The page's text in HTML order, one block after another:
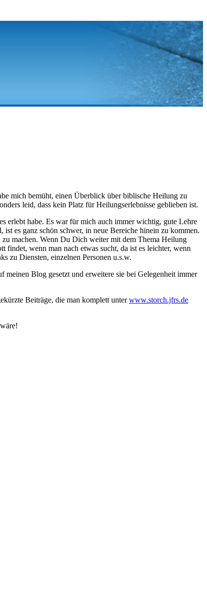
mich bemüht, einen Überblick über biblische Heilung zu
leid, dass kein Platz für Heilungserlebnisse geblieben ist.
erlebt habe. Es war für mich auch immer wichtig, gute Lehre
es ganz schön schwer, in neue Bereiche hinein zu kommen.
zu machen. Wenn Du Dich weiter mit dem Thema Heilung
findet, wenn man nach etwas sucht, da ist es leichter, wenn
zu Diensten, einzelnen Personen u.s.w.
meinen Blog gesetzt und erweitere sie bei Gelegenheit immer
Beiträge, die man komplett unterwww.storch.jfrs.de